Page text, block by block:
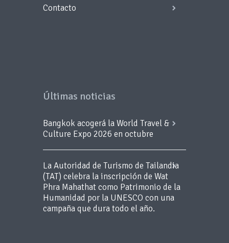
Contacto
Últimas noticias
Bangkok acogerá la World Travel &
Culture Expo 2026 en octubre
La Autoridad de Turismo de Tailandia
(TAT) celebra la inscripción de Wat
Phra Mahathat como Patrimonio de la
Humanidad por la UNESCO con una
campaña que dura todo el año.